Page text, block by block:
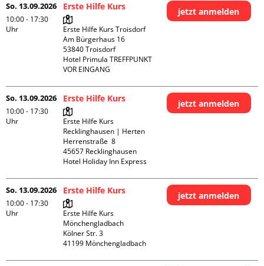
So. 13.09.2026
10:00 - 17:30
Uhr
Erste Hilfe Kurs
Erste Hilfe Kurs Troisdorf
Am Bürgerhaus 16
53840 Troisdorf
Hotel Primula TREFFPUNKT
VOR EINGANG
jetzt anmelden
So. 13.09.2026
10:00 - 17:30
Uhr
Erste Hilfe Kurs
Erste Hilfe Kurs
Recklinghausen | Herten
Herrenstraße  8
45657 Recklinghausen
Hotel Holiday Inn Express
jetzt anmelden
So. 13.09.2026
10:00 - 17:30
Uhr
Erste Hilfe Kurs
Erste Hilfe Kurs
Mönchengladbach
Kölner Str. 3
jetzt anmelden